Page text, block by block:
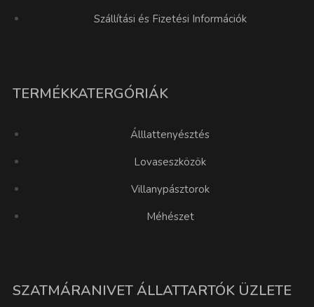
Szállítási és Fizetési Információk
TERMÉKKATERGÓRIÁK
Álllattenyésztés
Lovaseszközök
Villanypásztorok
Méhészet
SZATMÁRANIVET ÁLLATTARTÓK ÜZLETE